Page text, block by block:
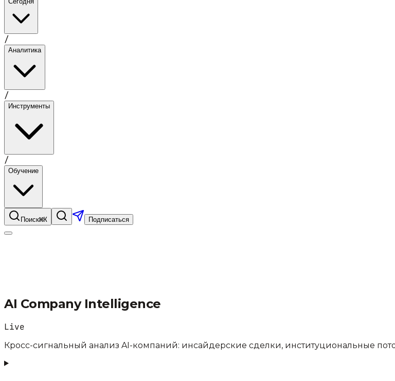
/
Аналитика
/
Инструменты
/
Обучение
Поиск⌘K Подписаться
AI Company Intelligence
Live
Кросс-сигнальный анализ AI-компаний: инсайдерские сделки, институциональные